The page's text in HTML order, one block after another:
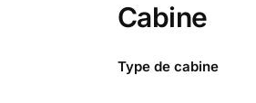
Cabine
Type de cabine